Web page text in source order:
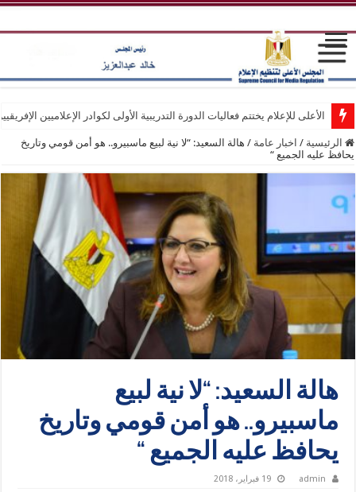
الأعلى للإعلام يختتم فعاليات الدورة التدريبية الأولى لكوادر الإعلاميين
الرئيسية / اخبار عامة / هالة السعيد: “لا نية لبيع ماسبيرو.. هو أمن قومي وتاريخ
يحافظ عليه الجميع “
هالة السعيد: “لا نية لبيع
ماسبيرو.. هو أمن قومي وتاريخ
يحافظ عليه الجميع “
admin 19 فبراير، 2018